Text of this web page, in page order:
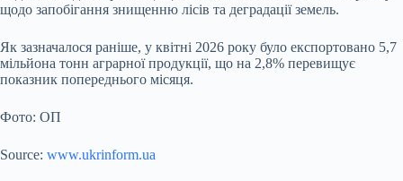
щодо запобігання знищенню лісів та деградації земель.
Як зазначалося раніше, у квітні 2026 року було експортовано 5,7
мільйона тонн аграрної продукції, що на 2,8% перевищує
показник попереднього місяця.
Фото: ОП
Source: www.ukrinform.ua